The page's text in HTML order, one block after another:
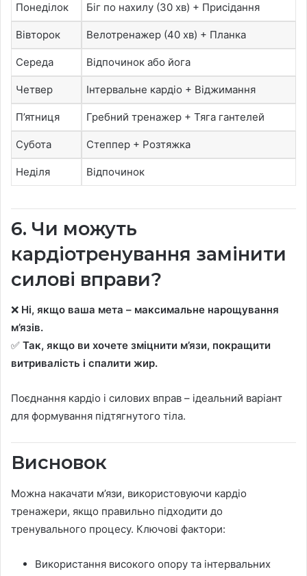
Понеділок Біг по нахилу (30 хв) + Присідання
Вівторок Велотренажер (40 хв) + Планка
Середа Відпочинок або йога
Четвер Інтервальне кардіо + Віджимання
П’ятниця Гребний тренажер + Тяга гантелей
Субота Степпер + Розтяжка
Неділя Відпочинок
6. Чи можуть
кардіотренування замінити
силові вправи?
❌ Ні, якщо ваша мета – максимальне нарощування
м’язів.
✅ Так, якщо ви хочете зміцнити м’язи, покращити
витривалість і спалити жир.
Поєднання кардіо і силових вправ – ідеальний варіант
для формування підтягнутого тіла.
Висновок
Можна накачати м’язи, використовуючи кардіо
тренажери, якщо правильно підходити до
тренувального процесу. Ключові фактори:
Використання високого опору та інтервальних